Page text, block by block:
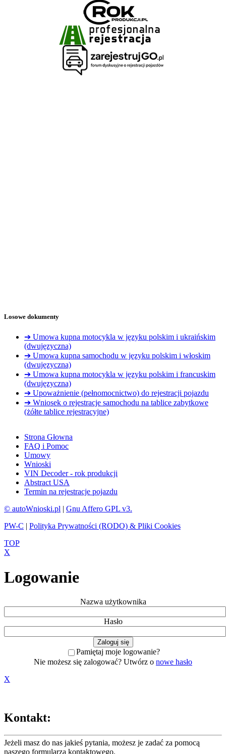
Losowe dokumenty
➔ Umowa kupna motocykla w języku polskim i ukraińskim
(dwujęzyczna)
➔ Umowa kupna samochodu w języku polskim i włoskim
(dwujęzyczna)
➔ Umowa kupna motocykla w języku polskim i francuskim
(dwujęzyczna)
➔ Upoważnienie (pełnomocnictwo) do rejestracji pojazdu
➔ Wniosek o rejestracje samochodu na tablice zabytkowe
(żółte tablice rejestracyjne)
Strona Głowna
FAQ i Pomoc
Umowy
Wnioski
VIN Decoder - rok produkcji
Abstract USA
Termin na rejestracje pojazdu
© autoWnioski.pl | Gnu Affero GPL v3.
PW-C | Polityka Prywatności (RODO) & Pliki Cookies
TOP
X
Logowanie
Nazwa użytkownika
Hasło
Pamiętaj moje logowanie?
Nie możesz się zalogować? Utwórz o nowe hasło
X
Kontakt:
Jeżeli masz do nas jakieś pytania, możesz je zadać za pomocą
naszego formularza kontaktowego.